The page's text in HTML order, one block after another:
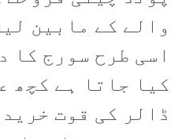
والے کے مابین
اسی طرح سورج کا
کیا جاتا ہے کچھ
ڈالر کی قوت